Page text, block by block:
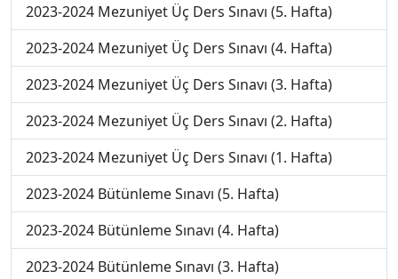
2023-2024 Mezuniyet Üç Ders Sınavı (5. Hafta)
2023-2024 Mezuniyet Üç Ders Sınavı (4. Hafta)
2023-2024 Mezuniyet Üç Ders Sınavı (3. Hafta)
2023-2024 Mezuniyet Üç Ders Sınavı (2. Hafta)
2023-2024 Mezuniyet Üç Ders Sınavı (1. Hafta)
2023-2024 Bütünleme Sınavı (5. Hafta)
2023-2024 Bütünleme Sınavı (4. Hafta)
2023-2024 Bütünleme Sınavı (3. Hafta)